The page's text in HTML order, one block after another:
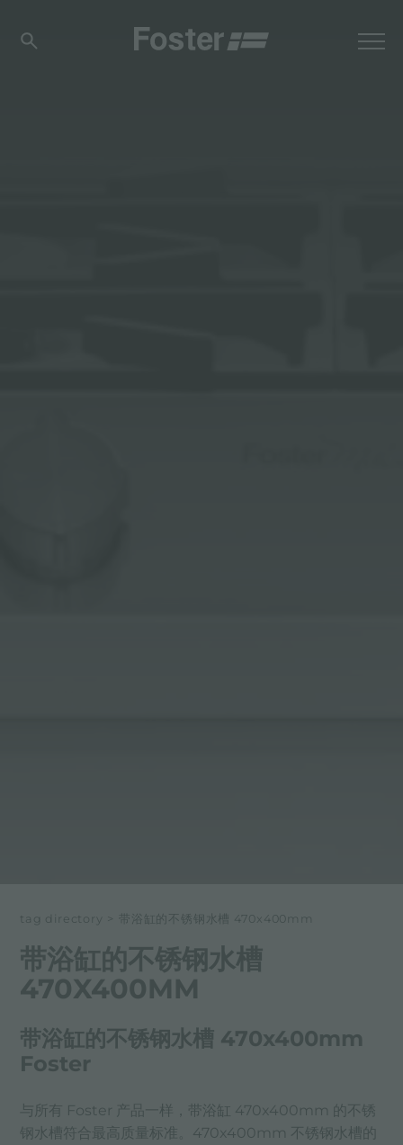
tag directory > 带浴缸的不锈钢水槽 470x400mm
带浴缸的不锈钢水槽
470X400MM
带浴缸的不锈钢水槽 470x400mm
Foster
与所有 Foster 产品一样，带浴缸 470x400mm 的不锈
钢水槽符合最高质量标准。470x400mm 不锈钢水槽的